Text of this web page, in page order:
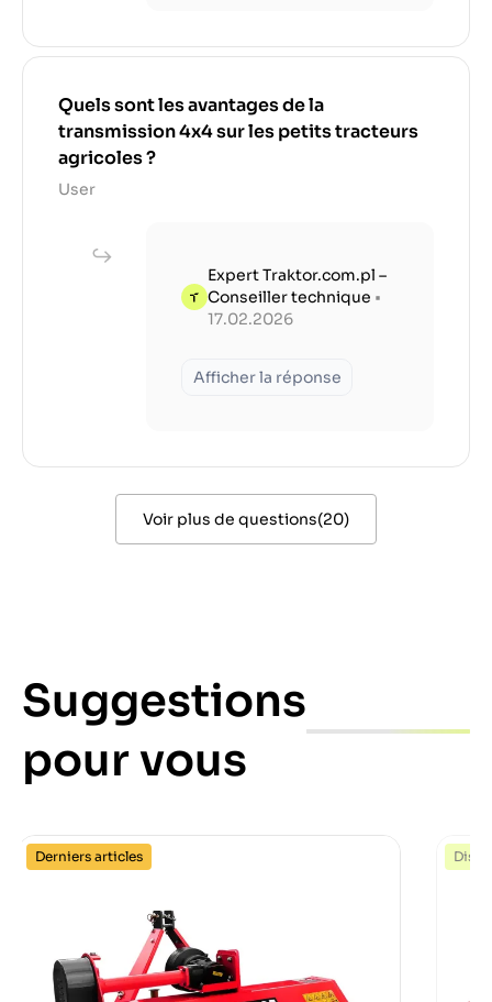
Quels sont les avantages de la
transmission 4x4 sur les petits tracteurs
agricoles ?
User
Expert Traktor.com.pl –
Conseiller technique •
17.02.2026
Afficher la réponse
Voir plus de questions(20)
Suggestions
pour vous
Derniers articles